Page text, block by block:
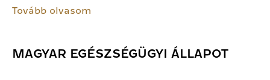
Tovább olvasom
MAGYAR EGÉSZSÉGÜGYI ÁLLAPOT